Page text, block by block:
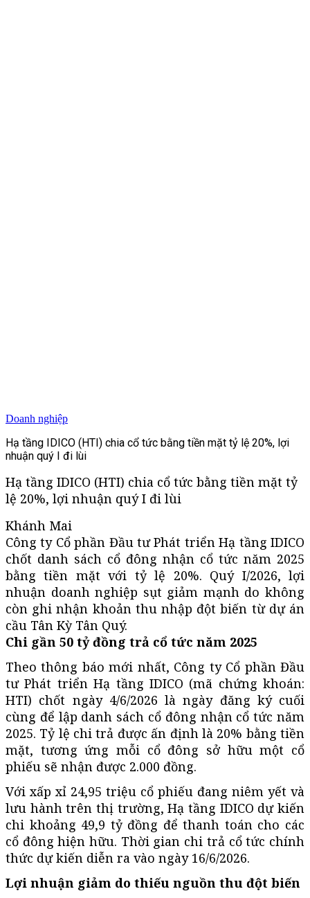
Doanh nghiệp
Hạ tầng IDICO (HTI) chia cổ tức bằng tiền mặt tỷ lệ 20%, lợi
nhuận quý I đi lùi
Hạ tầng IDICO (HTI) chia cổ tức bằng tiền mặt tỷ
lệ 20%, lợi nhuận quý I đi lùi
Khánh Mai
Công ty Cổ phần Đầu tư Phát triển Hạ tầng IDICO
chốt danh sách cổ đông nhận cổ tức năm 2025
bằng tiền mặt với tỷ lệ 20%. Quý I/2026, lợi
nhuận doanh nghiệp sụt giảm mạnh do không
còn ghi nhận khoản thu nhập đột biến từ dự án
cầu Tân Kỳ Tân Quý.
Chi gần 50 tỷ đồng trả cổ tức năm 2025
Theo thông báo mới nhất, Công ty Cổ phần Đầu
tư Phát triển Hạ tầng IDICO (mã chứng khoán:
HTI) chốt ngày 4/6/2026 là ngày đăng ký cuối
cùng để lập danh sách cổ đông nhận cổ tức năm
2025. Tỷ lệ chi trả được ấn định là 20% bằng tiền
mặt, tương ứng mỗi cổ đông sở hữu một cổ
phiếu sẽ nhận được 2.000 đồng.
Với xấp xỉ 24,95 triệu cổ phiếu đang niêm yết và
lưu hành trên thị trường, Hạ tầng IDICO dự kiến
chi khoảng 49,9 tỷ đồng để thanh toán cho các
cổ đông hiện hữu. Thời gian chi trả cổ tức chính
thức dự kiến diễn ra vào ngày 16/6/2026.
Lợi nhuận giảm do thiếu nguồn thu đột biến